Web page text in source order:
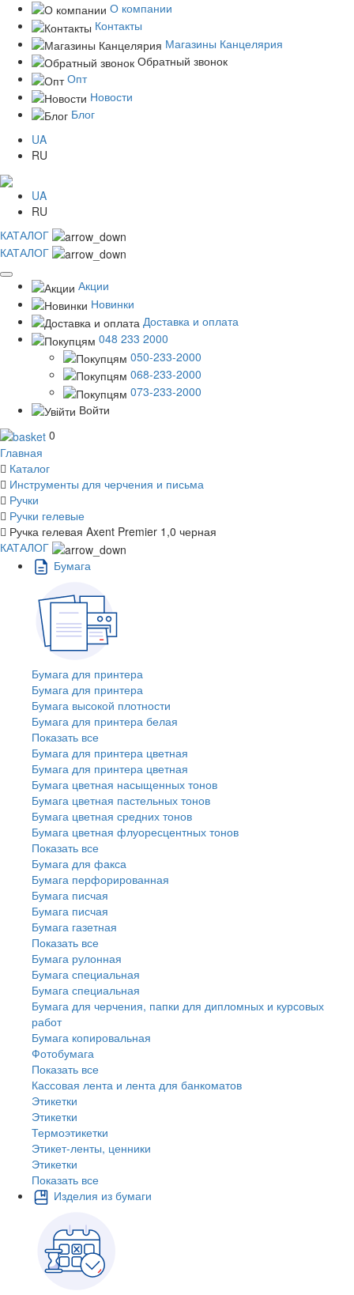
О компании
Контакты
Магазины Канцелярия
Обратный звонок
Опт
Новости
Блог
UA
RU
UA
RU
КАТАЛОГ
КАТАЛОГ
Акции
Новинки
Доставка и оплата
048 233 2000
050-233-2000
068-233-2000
073-233-2000
Войти
0
Главная
Каталог
Инструменты для черчения и письма
Ручки
Ручки гелевые
Ручка гелевая Axent Premier 1,0 черная
КАТАЛОГ
Бумага
Бумага для принтера
Бумага для принтера
Бумага высокой плотности
Бумага для принтера белая
Показать все
Бумага для принтера цветная
Бумага для принтера цветная
Бумага цветная насыщенных тонов
Бумага цветная пастельных тонов
Бумага цветная средних тонов
Бумага цветная флуоресцентных тонов
Показать все
Бумага для факса
Бумага перфорированная
Бумага писчая
Бумага писчая
Бумага газетная
Показать все
Бумага рулонная
Бумага специальная
Бумага специальная
Бумага для черчения, папки для дипломных и курсовых
работ
Бумага копировальная
Фотобумага
Показать все
Кассовая лента и лента для банкоматов
Этикетки
Этикетки
Термоэтикетки
Этикет-ленты, ценники
Этикетки
Показать все
Изделия из бумаги